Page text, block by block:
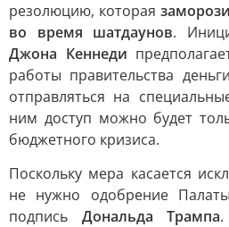
резолюцию, которая
во время шатдаунов.
Джона Кеннеди
работы правительства
отправляться на
ним доступ можно будет
бюджетного кризиса.
Поскольку мера касается
не нужно одобрение
подпись Дональда Трампа.